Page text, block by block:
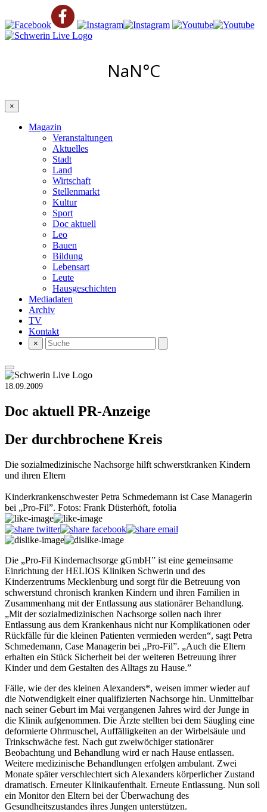
×
Magazin
Veranstaltungen
Aktuelles
Stadt
Land
Wirtschaft
Stellenmarkt
Kultur
Sport
Doc aktuell
Leo
Bauen
Bildung
Lebensart
Leute
Hausgeschichten
Mediadaten
Archiv
TV
Kontakt
×
18.09.2009
Doc aktuell PR-Anzeige
Der durchbrochene Kreis
Die sozialmedizinische Nachsorge hilft schwerstkranken Kindern
und ihren Eltern
Kinderkrankenschwester Petra Schmedemann ist Case Managerin
bei „Pro-Fil”. Fotos: Frank Düsterhöft, fotolia
Die „Pro-Fil Kindernachsorge gGmbH” ist eine gemeinsame
Einrichtung der HELIOS Kliniken Schwerin und des
Kinderzentrums Mecklenburg und sorgt für die Betreuung von
schwerstund chronisch kranken Kindern und ihren Familien in
Zusammenhang mit der Entlassung aus stationärer Behandlung.
„Mit der sozialmedizinischen Nachsorge sollen nach ihrer
Entlassung aus dem Krankenhaus nicht nur Komplikationen oder
Rückfälle für die kleinen Patienten vermieden werden“, sagt Petra
Schmedemann, Case Managerin bei „Pro-Fil”. „Auch die Eltern
erhalten ein Stück Sicherheit bei der weiteren Betreuung ihrer
Kinder und dem Gestalten des Alltags zu Hause.”
Fälle, wie der des kleinen Alexanders*, weisen immer wieder auf
die Notwendigkeit einer qualifizierten Nachsorge hin. Unmittelbar
nach seiner Geburt im Mai vergangenen Jahres wird der Junge in
die Klinik aufgenommen. Die Ärzte stellten bei dem Säugling eine
deformierte Ohrmuschel, Auffälligkeiten an der Wirbelsäule und
Trinkschwäche fest. Nach gut zweiwöchiger stationärer
Beobachtung und Behandlung wird er nach Hause entlassen.
Weitere medizinische Behandlungen erfolgen ambulant. Zwei
Monate später verschlechtert sich Alexanders körperlicher Zustand
dramatisch. Erneuter Klinikaufenthalt. Erneute Entlassung. Nun soll
ein Monitor den Eltern bei der Überwachung des
Gesundheitszustandes ihres Jungen unterstützen.